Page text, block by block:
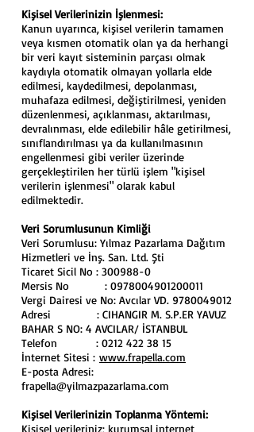
Kişisel Verilerinizin İşlenmesi:
Kanun uyarınca, kişisel verilerin tamamen
veya kısmen otomatik olan ya da herhangi
bir veri kayıt sisteminin parçası olmak
kaydıyla otomatik olmayan yollarla elde
edilmesi, kaydedilmesi, depolanması,
muhafaza edilmesi, değiştirilmesi, yeniden
düzenlenmesi, açıklanması, aktarılması,
devralınması, elde edilebilir hâle getirilmesi,
sınıflandırılması ya da kullanılmasının
engellenmesi gibi veriler üzerinde
gerçekleştirilen her türlü işlem "kişisel
verilerin işlenmesi" olarak kabul
edilmektedir.
Veri Sorumlusunun Kimliği
Veri Sorumlusu: Yılmaz Pazarlama Dağıtım
Hizmetleri ve İnş. San. Ltd. Şti
Ticaret Sicil No : 300988-0
Mersis No : 0978004901200011
Vergi Dairesi ve No: Avcılar VD. 9780049012
Adresi : CIHANGIR M. S.P.ER YAVUZ
BAHAR S NO: 4 AVCILAR/ İSTANBUL
Telefon : 0212 422 38 15
İnternet Sitesi : www.frapella.com
E-posta Adresi:
frapella@yilmazpazarlama.com
Kişisel Verilerinizin Toplanma Yöntemi:
Kişisel verileriniz; kurumsal internet